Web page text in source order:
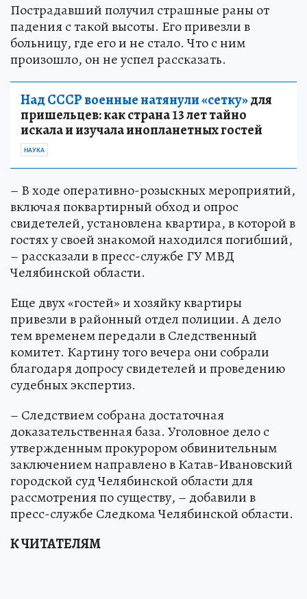
Пострадавший получил страшные раны от
падения с такой высоты. Его привезли в
больницу, где его и не стало. Что с ним
произошло, он не успел рассказать.
Над СССР военные натянули «сетку»для
пришельцев: как страна 13 лет тайно
искала и изучала инопланетных гостей
НАУКА
– В ходе оперативно-розыскных мероприятий,
включая поквартирный обход и опрос
свидетелей, установлена квартира, в которой в
гостях у своей знакомой находился погибший,
– рассказали в пресс-службе ГУ МВД
Челябинской области.
Еще двух «гостей» и хозяйку квартиры
привезли в районный отдел полиции. А дело
тем временем передали в Следственный
комитет. Картину того вечера они собрали
благодаря допросу свидетелей и проведению
судебных экспертиз.
– Следствием собрана достаточная
доказательственная база. Уголовное дело с
утвержденным прокурором обвинительным
заключением направлено в Катав-Ивановский
городской суд Челябинской области для
рассмотрения по существу, – добавили в
пресс-службе Следкома Челябинской области.
К ЧИТАТЕЛЯМ